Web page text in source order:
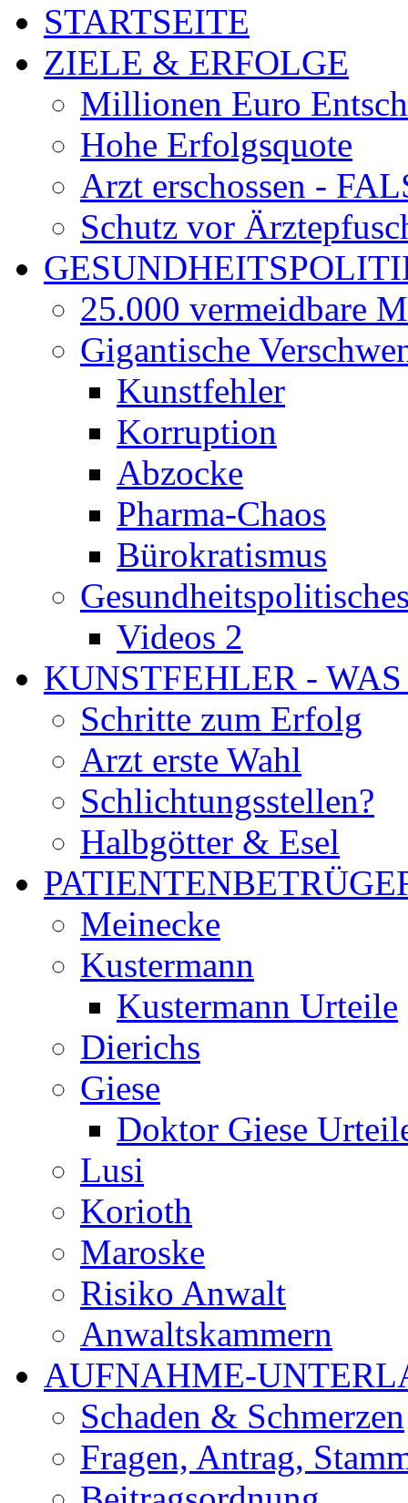
STARTSEITE
ZIELE & ERFOLGE
Millionen Euro
Hohe Erfolgsquote
Arzt erschossen -
Schutz vor
25.000 vermeidbare
Gigantische
Kunstfehler
Korruption
Abzocke
Pharma-Chaos
Bürokratismus
Videos 2
KUNSTFEHLER -
Schritte zum Erfolg
Arzt erste Wahl
Schlichtungsstellen?
Halbgötter & Esel
Meinecke
Kustermann
Kustermann Urteile
Dierichs
Giese
Doktor Giese
Lusi
Korioth
Maroske
Risiko Anwalt
Anwaltskammern
AUFNAHME-
Schaden & Schmerzen
Fragen, Antrag,